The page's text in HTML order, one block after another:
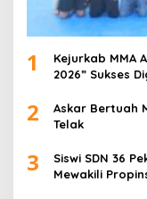
1
Kejurkab MMA
2026” Sukses
2
Askar Bertuah
Telak
3
Siswi SDN 36
Mewakili